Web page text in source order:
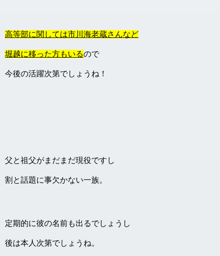
高等部に関しては市川海老蔵さんなど
堀越に移った方もいるので
今後の活躍次第でしょうね！
父と祖父がまだまだ現役ですし
割と話題に事欠かない一族。
定期的に彼の名前も出るでしょうし
後は本人次第でしょうね。